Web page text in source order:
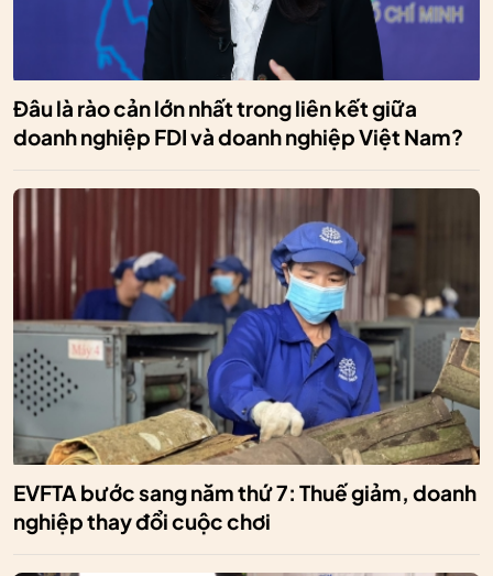
Đâu là rào cản lớn nhất trong liên kết giữa
doanh nghiệp FDI và doanh nghiệp Việt Nam?
EVFTA bước sang năm thứ 7: Thuế giảm, doanh
nghiệp thay đổi cuộc chơi